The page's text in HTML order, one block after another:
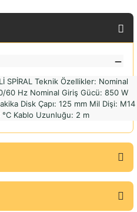
SPİRAL Teknik Özellikler: Nominal
60 Hz Nominal Giriş Gücü: 850 W
Disk Çapı: 125 mm Mil Dişi: M14
°C Kablo Uzunluğu: 2 m
siz yapın!